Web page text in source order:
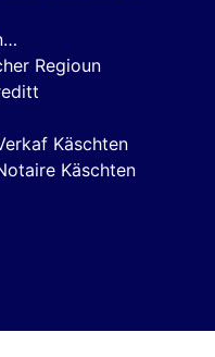
Regioun
Käschten
Käschten